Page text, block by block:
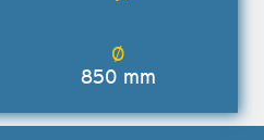
850 mm